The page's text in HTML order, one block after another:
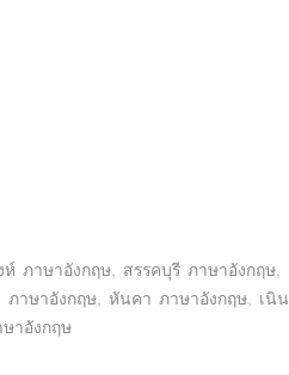
ห์ ภาษาอังกฤษ, สรรคบุรี ภาษาอังกฤษ,
ภาษาอังกฤษ, หันคา ภาษาอังกฤษ, เนิน
าอังกฤษ